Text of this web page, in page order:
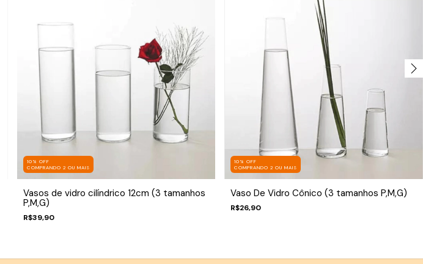
10% OFF
COMPRANDO 2 OU MAIS
Vasos de vidro cilíndrico 12cm (3 tamanhos
P,M,G)
R$39,90
10% OFF
COMPRANDO 2 OU MAIS
Vaso De Vidro Cônico (3 tamanhos P,M,G)
R$26,90